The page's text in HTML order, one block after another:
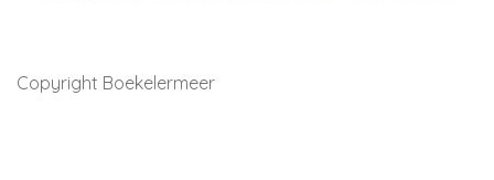
Copyright Boekelermeer